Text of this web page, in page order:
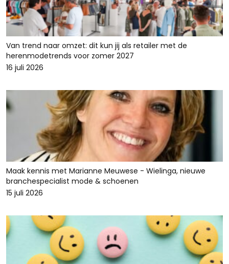
Van trend naar omzet: dit kun jij als retailer met de
herenmodetrends voor zomer 2027
16 juli 2026
Maak kennis met Marianne Meuwese - Wielinga, nieuwe
branchespecialist mode & schoenen
15 juli 2026